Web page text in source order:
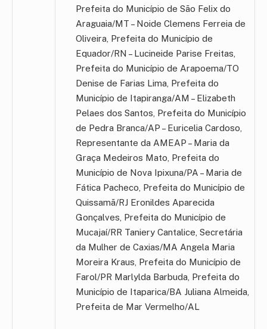
Prefeita do Município de São Felix do
Araguaia/MT – Noide Clemens Ferreia de
Oliveira, Prefeita do Município de
Equador/RN – Lucineide Parise Freitas,
Prefeita do Município de Arapoema/TO
Denise de Farias Lima, Prefeita do
Município de Itapiranga/AM – Elizabeth
Pelaes dos Santos, Prefeita do Município
de Pedra Branca/AP – Euricelia Cardoso,
Representante da AMEAP – Maria da
Graça Medeiros Mato, Prefeita do
Município de Nova Ipixuna/PA – Maria de
Fática Pacheco, Prefeita do Município de
Quissamã/RJ Eronildes Aparecida
Gonçalves, Prefeita do Município de
Mucajaí/RR Taniery Cantalice, Secretária
da Mulher de Caxias/MA Angela Maria
Moreira Kraus, Prefeita do Município de
Farol/PR Marlylda Barbuda, Prefeita do
Município de Itaparica/BA Juliana Almeida,
Prefeita de Mar Vermelho/AL